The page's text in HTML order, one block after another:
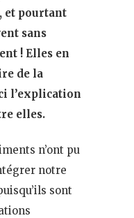
, et pourtant
sans
! Elles en
de la
l’explication
elles.
n’ont pu
notre
sont